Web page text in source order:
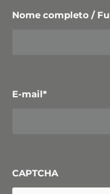
Nome completo /
E-mail*
CAPTCHA